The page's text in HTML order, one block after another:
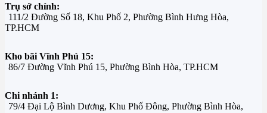
Trụ sở chính:
111/2 Đường Số 18, Khu Phố 2, Phường Bình Hưng Hòa,
TP.HCM
Kho bãi Vĩnh Phú 15:
86/7 Đường Vĩnh Phú 15, Phường Bình Hòa, TP.HCM
Chi nhánh 1:
79/4 Đại Lộ Bình Dương, Khu Phố Đông, Phường Bình Hòa,